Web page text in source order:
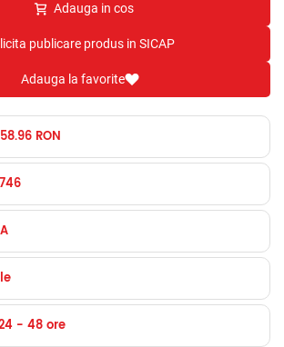
Adauga in cos
publicare produs in SICAP
Adauga la favorite
RON
- 48 ore